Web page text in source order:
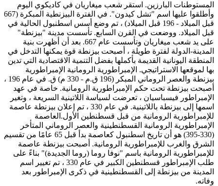
المستوطنات البارزين. استقر شعب ميغاريان في كاديكوي اليوم
وأطلقوا عليها اسم "تشل كيدون". في الفترة البيزنطية المبكرة (667
قبل الميلاد - 196 قبل الميلاد) ، تم وضع أسس اسطنبول الحالية في
قبل الميلاد. ووضعت في القرن السابع. تأسست مدينة "بيزنطة"
على يد شعب ميغاريان وتأسست عام 667. بعد أن أظهرت بنية
المدينة-الدولة لفترة طويلة ، أصبحت بيزنطة قوة يمكنها التدخل في
المنطقة اليونانية القديمة بأكملها بفضل التنمية الاقتصادية التي تدين
بها لموقعها الاستراتيجي. الإمبراطورية الرومانية الإمبراطورية
بيزنطة والعصر الروماني المبكر (196 ق.م - 330 م) ق. في عام 196 ،
أصبحت بيزنطة تحت حكم الإمبراطورية الرومانية. خاصة في عهد
الإمبراطور فيسباسيان ، تعرضت لسياسة اللاتينية السريعة ، وتغير
اسمها إلى بيزنطة باللاتينية. في عام 330 ، تم إعلان بيزنطة عاصمة
للإمبراطورية الرومانية من قبل قسطنطين الأول.العاصمة
الإمبراطورية الرومانية القسطنطينية والعصر الروماني المتأخر
(330-395) هو أن تاريخ اسطنبول كعاصمة بدأ قبل 65 عامًا من تقسيم
الشرق والغرب للإمبراطورية الرومانية. أصبحت بيزنطة عاصمة
للإمبراطورية الرومانية باسم "نوفا روما (روما الجديدة)" بناءً على
طلب الإمبراطور قسطنطين الكبير في عام 330 ، تم تغيير اسم
المدينة من بيزنطة إلى القسطنطينية في ذكرى الإمبراطور بعد
وفاته.